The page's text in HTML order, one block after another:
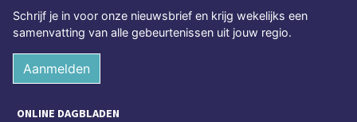
Schrijf je in voor onze nieuwsbrief en krijg wekelijks een
samenvatting van alle gebeurtenissen uit jouw regio.
Aanmelden
ONLINE DAGBLADEN